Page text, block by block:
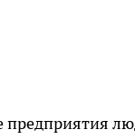
предприятия